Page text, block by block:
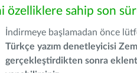
özelliklere sahip son
İndirmeye başlamadan önce
Türkçe yazım denetleyicisi
gerçekleştirdikten sonra